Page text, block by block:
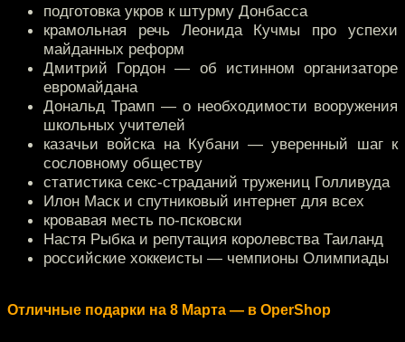
подготовка укров к штурму Донбасса
крамольная речь Леонида Кучмы про успехи
майданных реформ
Дмитрий Гордон — об истинном организаторе
евромайдана
Дональд Трамп — о необходимости вооружения
школьных учителей
казачьи войска на Кубани — уверенный шаг к
сословному обществу
статистика секс-страданий тружениц Голливуда
Илон Маск и спутниковый интернет для всех
кровавая месть по-псковски
Настя Рыбка и репутация королевства Таиланд
российские хоккеисты — чемпионы Олимпиады
Отличные подарки на 8 Марта — в OperShop